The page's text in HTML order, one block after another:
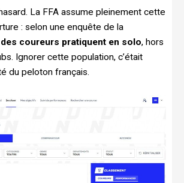
La FFA assume pleinement cette
: selon une enquête de la
des coureurs pratiquent en solo, hors
Ignorer cette population, c’était
du peloton français.